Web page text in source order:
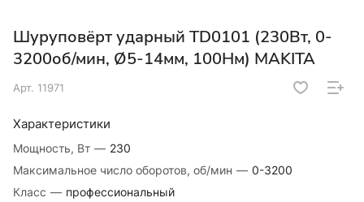
Шуруповёрт ударный TD0101 (230Вт, 0-
3200об/мин, Ø5-14мм, 100Нм) MAKITA
Арт. 11971
Характеристики
Мощность, Вт — 230
Максимальное число оборотов, об/мин — 0-3200
Класс — профессиональный